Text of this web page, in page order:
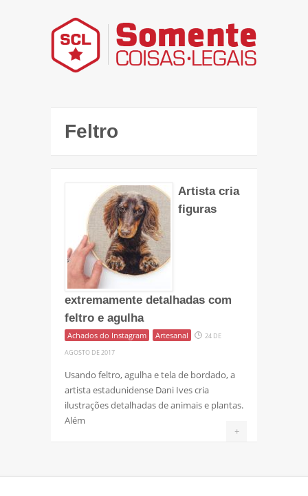
Feltro
Artista cria
figuras
extremamente detalhadas com
feltro e agulha
Achados do Instagram Artesanal
24 DE
AGOSTO DE 2017
Usando feltro, agulha e tela de bordado, a
artista estadunidense Dani Ives cria
ilustrações detalhadas de animais e plantas.
Além
+